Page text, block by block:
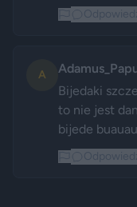
A
Bijedaki
to nie jest
bijede